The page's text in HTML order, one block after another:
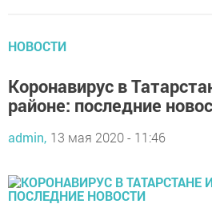
НОВОСТИ
Коронавирус в
районе: последние
admin, 13 мая 2020 - 11:46